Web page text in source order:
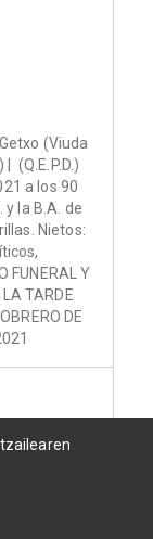
(Viuda
(Q.E.P.D.)
a los 90
y la B.A. de
Nietos:
FUNERAL Y
TARDE
DE